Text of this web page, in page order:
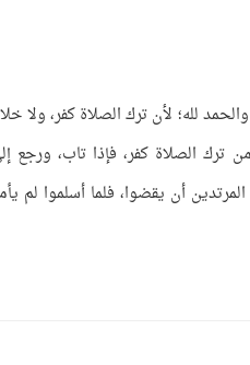
لله؛ لأن ترك الصلاة كفر، ولا
ترك الصلاة كفر، فإذا تاب،
أن يقضوا، فلما أسلموا